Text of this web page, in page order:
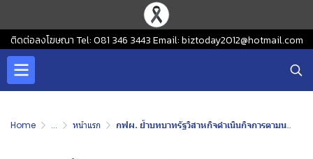
ติดต่อลงโฆษณา Tel: 081 346 3443 Email: biztoday2012@hotmail.com
Home ... หน้าแรก กฟผ. ย้ำบทบาทรัฐวิสาหกิจดำเนินกิจการตามนโยบายรัฐ มิได้มุ่งแสวงหากำไร